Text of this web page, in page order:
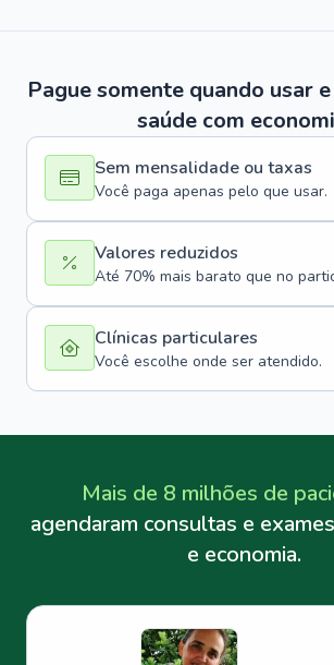
Pague somente quando usar
saúde com
Sem mensalidade ou taxas
Você paga apenas pelo que usar.
Valores reduzidos
Até 70% mais barato que no
Clínicas particulares
Você escolhe onde ser atendido.
Mais de 8 milhões de
agendaram consultas e
e economia.